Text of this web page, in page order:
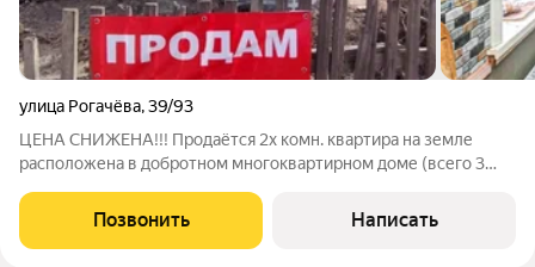
улица Рогачёва,39/93
ЦЕНА СНИЖЕНА!!! Продаётся 2х комн. квартира на земле
расположена в добротном многоквартирном доме (всего 3
меже. Отдельный вход, холодные сенки, из которых уже
осуществляется вход в квартиру.
Позвонить Написать